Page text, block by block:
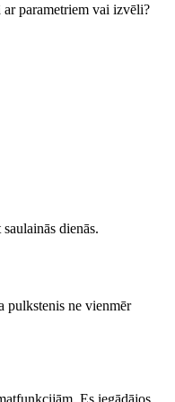
ar parametriem vai izvēli?
dienās.
pulkstenis ne vienmēr